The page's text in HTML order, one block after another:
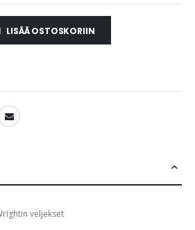
LISÄÄ OSTOSKORIIN
veljekset